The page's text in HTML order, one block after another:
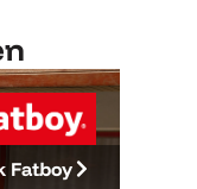
Fatboy